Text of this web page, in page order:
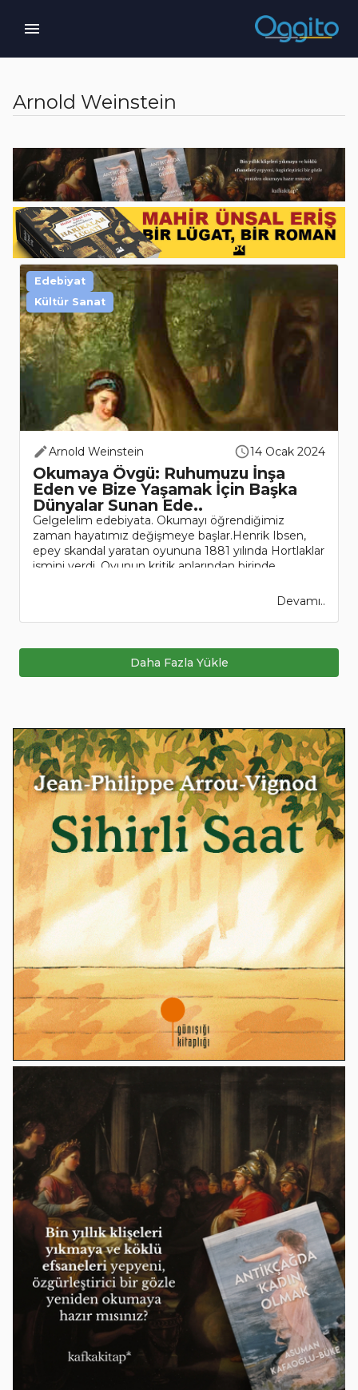
Arnold Weinstein
Arnold Weinstein 14 Ocak 2024
Okumaya Övgü: Ruhumuzu İnşa
Eden ve Bize Yaşamak İçin Başka
Dünyalar Sunan Ede..
Gelgelelim edebiyata. Okumayı öğrendiğimiz
zaman hayatımız değişmeye başlar.Henrik Ibsen,
epey skandal yaratan oyununa 1881 yılında Hortlaklar
ismini verdi. Oyunun kritik anlarından birinde
Devamı..
Edebiyat
Kültür Sanat
Daha Fazla Yükle